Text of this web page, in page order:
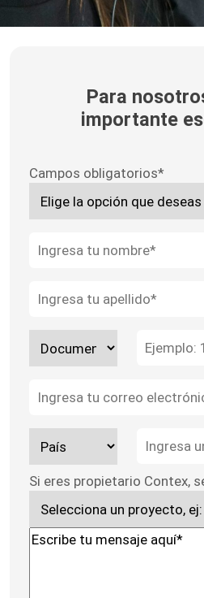
Para
importante
Campos obligatorios*
Si eres propietario Contex,